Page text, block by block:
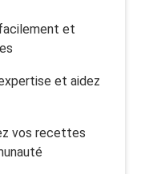
et
et aidez
vos recettes